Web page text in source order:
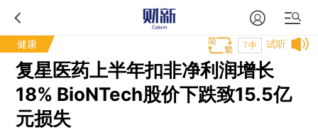
健康 试听
T中
复星医药上半年扣非净利润增长
18% BioNTech股价下跌致15.5亿
元损失